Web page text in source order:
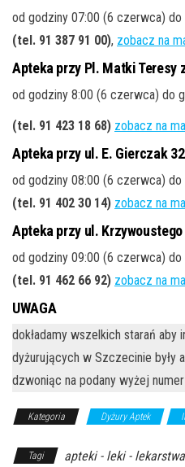
od godziny 07:00 (6 czerwca)
(tel. 91 387 91 00), zobacz na
Apteka przy Pl. Matki Teresy
od godziny 8:00 (6 czerwca) do
(tel. 91 423 18 68) zobacz na
Apteka przy ul. E. Gierczak
od godziny 08:00 (6 czerwca)
(tel. 91 402 30 14) zobacz na
Apteka przy ul. Krzywoustego
od godziny 09:00 (6 czerwca)
(tel. 91 462 66 92) zobacz na
UWAGA
dokładamy wszelkich starań aby
dyżurujących w Szczecinie były
dzwoniąc na podany wyżej
Kategoria Dyżury Aptek
Tagi apteki - leki -